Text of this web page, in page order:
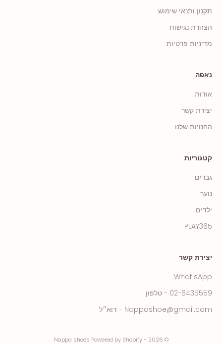
תקנון ותנאי שימוש
הצהרת נגישות
מדיניות פרטיות
נאפה
אודות
יצירת קשר
החנויות שלנו
קטגוריות
גברים
נוער
ילדים
PLAY365
יצירת קשר
What'sApp
02-6435559 - טלפון
Nappashoe@gmail.com - דוא״ל
© 2026 - Nappa shoes Powered by Shopify